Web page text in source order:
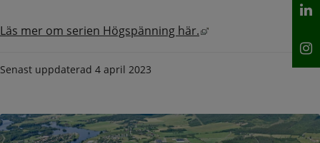
Läs mer om serien Högspänning här. Länk till annan
Senast uppdaterad 4 april 2023